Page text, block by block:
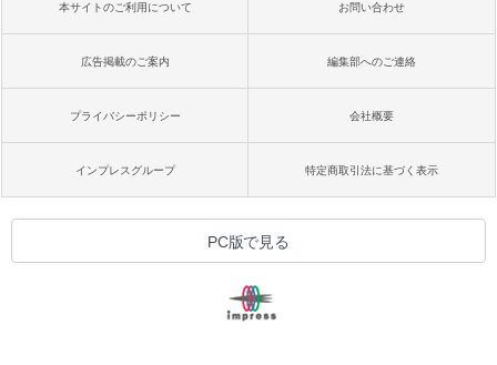
本サイトのご利用について お問い合わせ
広告掲載のご案内 編集部へのご連絡
プライバシーポリシー 会社概要
インプレスグループ 特定商取引法に基づく表示
PC版で見る